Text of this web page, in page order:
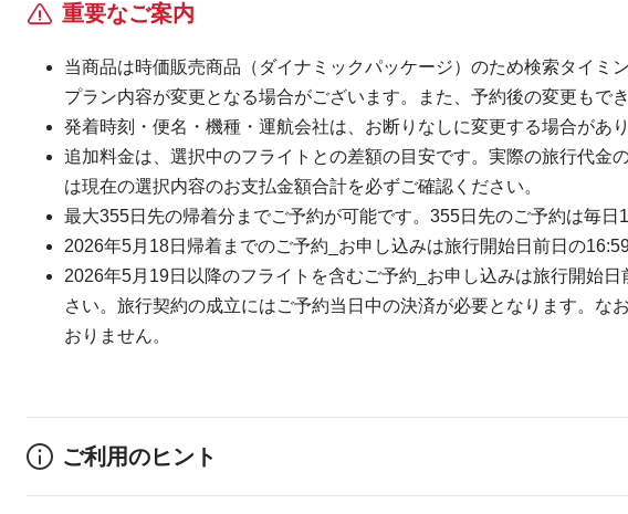
重要なご案内
当商品は時価販売商品（ダイナミックパッケージ）のため検索タイミ
プラン内容が変更となる場合がございます。また、予約後の変更もでき
発着時刻・便名・機種・運航会社は、お断りなしに変更する場合があり
追加料金は、選択中のフライトとの差額の目安です。実際の旅行代金
は現在の選択内容のお支払金額合計を必ずご確認ください。
最大355日先の帰着分までご予約が可能です。355日先のご予約は毎日
2026年5月18日帰着までのご予約_お申し込みは旅行開始日前日の
2026年5月19日以降のフライトを含むご予約_お申し込みは旅行開始
さい。旅行契約の成立にはご予約当日中の決済が必要となります。な
おりません。
ご利用のヒント